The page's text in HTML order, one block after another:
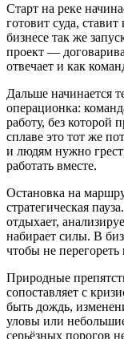
Старт на реке
готовит суда,
бизнесе так же
проект —
отвечает и как
Дальше начинается
операционка:
работу, без которой
сплаве это тот же
и людям нужно
работать вместе.
Остановка на
стратегическая
отдыхает,
набирает силы. В
чтобы не перегореть
Природные
сопоставляет с
быть дождь,
уловы или
серьёзных порогов